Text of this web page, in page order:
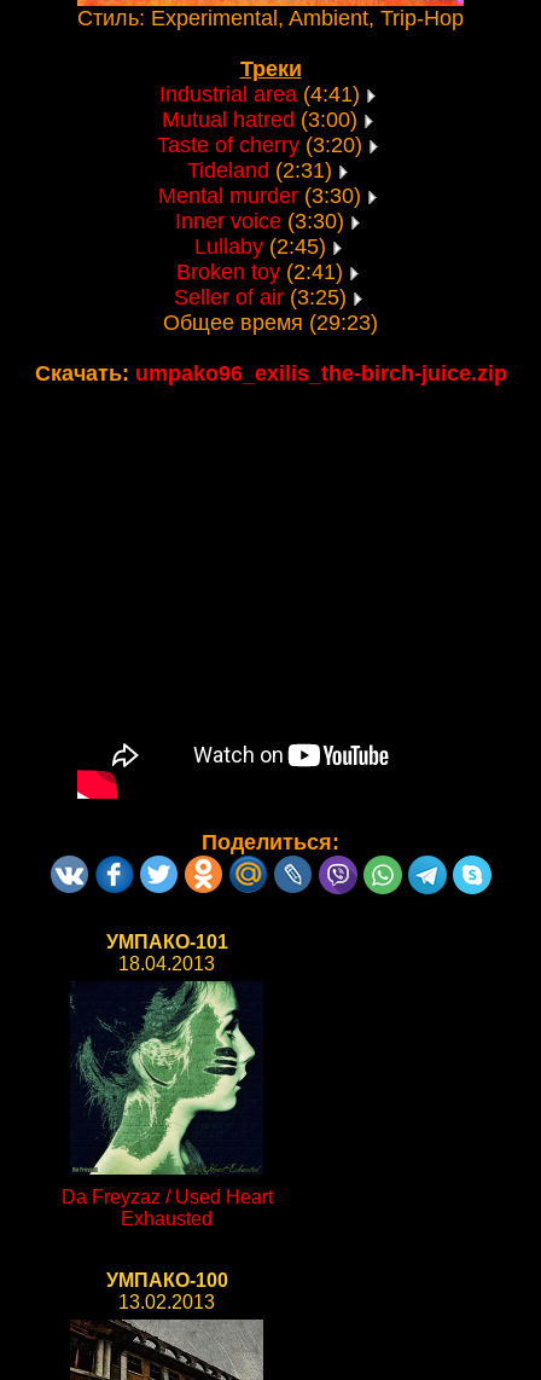
Стиль: Experimental, Ambient, Trip-Hop
Треки
Industrial area (4:41)
Mutual hatred (3:00)
Taste of cherry (3:20)
Tideland (2:31)
Mental murder (3:30)
Inner voice (3:30)
Lullaby(2:45)
Broken toy (2:41)
Seller of air(3:25)
Общее время (29:23)
Скачать: umpako96_exilis_the-birch-juice.zip
Поделиться:
УМПАКО-101
18.04.2013
Da Freyzaz / Used Heart
Exhausted
УМПАКО-100
13.02.2013